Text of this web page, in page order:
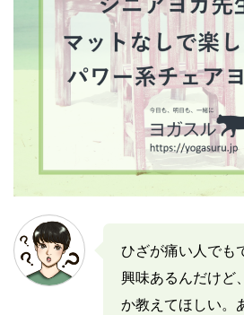
ひざが痛い人でも
興味あるんだけど
か教えてほしい。